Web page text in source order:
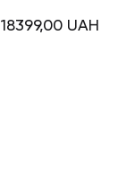
18399,00 UAH